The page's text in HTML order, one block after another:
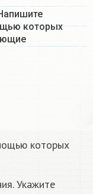
которых
которых
Укажите